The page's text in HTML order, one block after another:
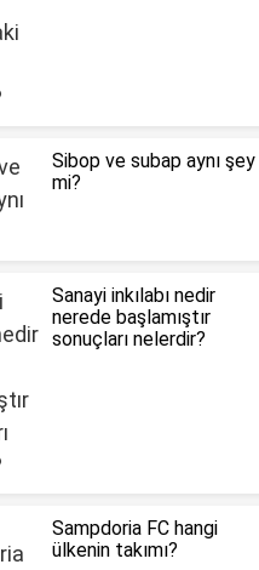
Sibop ve subap aynı şey
mi?
Sanayi inkılabı nedir
nerede başlamıştır
sonuçları nelerdir?
Sampdoria FC hangi
ülkenin takımı?